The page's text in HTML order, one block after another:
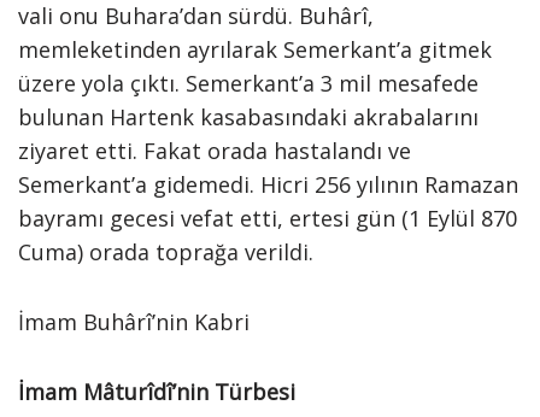
vali onu Buhara’dan sürdü. Buhârî,
memleketinden ayrılarak Semerkant’a gitmek
üzere yola çıktı. Semerkant’a 3 mil mesafede
bulunan Hartenk kasabasındaki akrabalarını
ziyaret etti. Fakat orada hastalandı ve
Semerkant’a gidemedi. Hicri 256 yılının Ramazan
bayramı gecesi vefat etti, ertesi gün (1 Eylül 870
Cuma) orada toprağa verildi.
İmam Buhârî’nin Kabri
İmam Mâturîdî’nin Türbesi